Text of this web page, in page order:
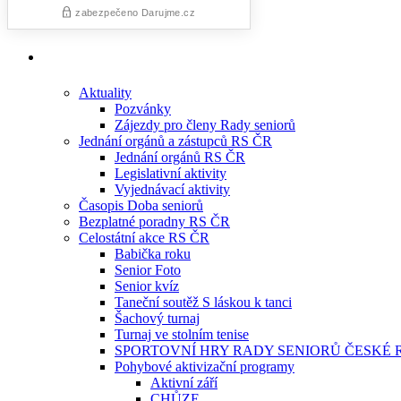
Aktuality
Pozvánky
Zájezdy pro členy Rady seniorů
Jednání orgánů a zástupců RS ČR
Jednání orgánů RS ČR
Legislativní aktivity
Vyjednávací aktivity
Časopis Doba seniorů
Bezplatné poradny RS ČR
Celostátní akce RS ČR
Babička roku
Senior Foto
Senior kvíz
Taneční soutěž S láskou k tanci
Šachový turnaj
Turnaj ve stolním tenise
SPORTOVNÍ HRY RADY SENIORŮ ČESKÉ
Pohybové aktivizační programy
Aktivní září